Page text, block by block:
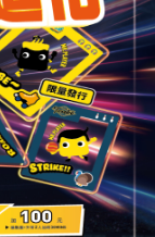
晚上10點，我
培養更多「球
多的等待，可
有提供泡麵吃